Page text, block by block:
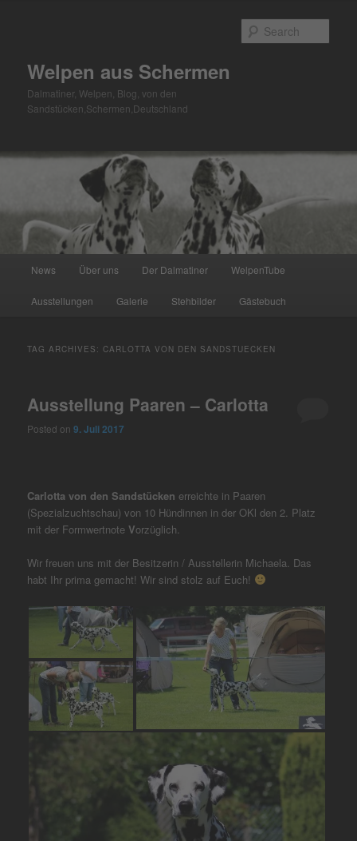
Welpen aus Schermen
Dalmatiner, Welpen, Blog, von den
Sandstücken,Schermen,Deutschland
News Über uns Der Dalmatiner WelpenTube
Ausstellungen Galerie Stehbilder Gästebuch
TAG ARCHIVES:CARLOTTA VON DEN SANDSTUECKEN
Ausstellung Paaren – Carlotta
Posted on9. Juli 2017
Carlotta von den Sandstücken erreichte in Paaren
(Spezialzuchtschau) von 10 Hündinnen in der OKl den 2. Platz
mit der FormwertnoteVorzüglich.
Wir freuen uns mit der Besitzerin / Ausstellerin Michaela. Das
habt Ihr prima gemacht! Wir sind stolz auf Euch!